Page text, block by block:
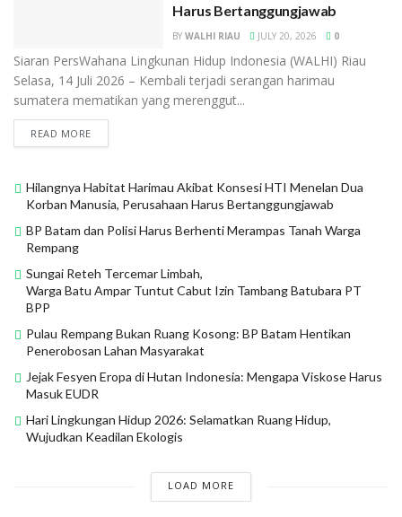
Harus Bertanggungjawab
BY WALHI RIAU JULY 20, 2026 0
Siaran PersWahana Lingkunan Hidup Indonesia (WALHI) Riau
Selasa, 14 Juli 2026 – Kembali terjadi serangan harimau
sumatera mematikan yang merenggut...
READ MORE
Hilangnya Habitat Harimau Akibat Konsesi HTI Menelan Dua
Korban Manusia, Perusahaan Harus Bertanggungjawab
BP Batam dan Polisi Harus Berhenti Merampas Tanah Warga
Rempang
Sungai Reteh Tercemar Limbah,
Warga Batu Ampar Tuntut Cabut Izin Tambang Batubara PT
BPP
Pulau Rempang Bukan Ruang Kosong: BP Batam Hentikan
Penerobosan Lahan Masyarakat
Jejak Fesyen Eropa di Hutan Indonesia: Mengapa Viskose Harus
Masuk EUDR
Hari Lingkungan Hidup 2026: Selamatkan Ruang Hidup,
Wujudkan Keadilan Ekologis
LOAD MORE